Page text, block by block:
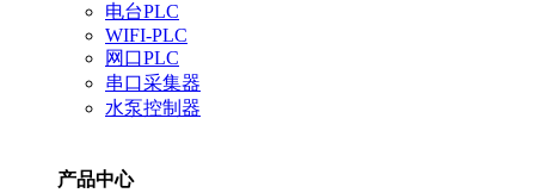
电台PLC
WIFI-PLC
网口PLC
串口采集器
水泵控制器
产品中心